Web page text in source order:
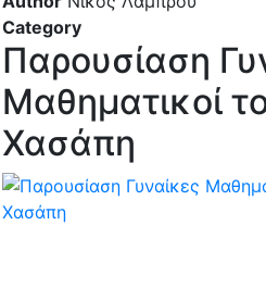
Category
Παρουσίαση
Μαθηματικοί
Χασάπη